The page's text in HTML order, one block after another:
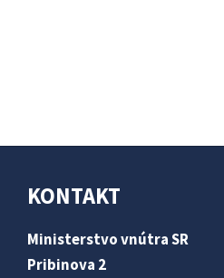
KONTAKT
Ministerstvo vnútra SR
Pribinova 2